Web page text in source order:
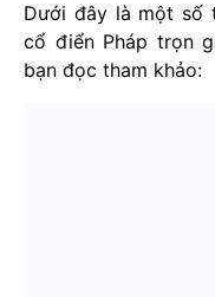
Dưới đây là một số
cổ điển Pháp trọn
bạn đọc tham khảo: